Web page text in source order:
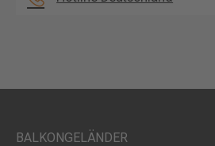
BALKONGELÄNDER